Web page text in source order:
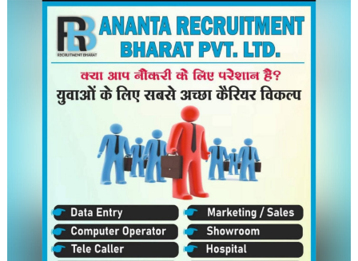
का
शिक्षा
मंत्री
–
बाबा
रामदेव